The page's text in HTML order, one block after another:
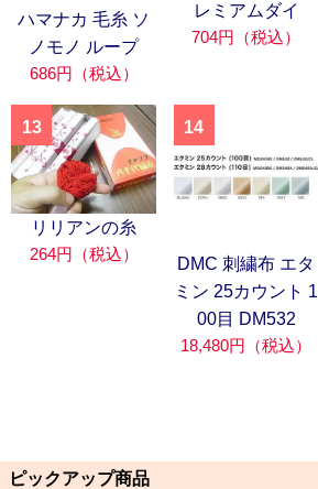
ハマナカ 毛糸 ソ
ノモノ ループ
686円（税込）
レミアムダイ
704円（税込）
13
リリアンの糸
264円（税込）
14
DMC 刺繍布 エタ
ミン 25カウント 1
00目 DM532
18,480円（税込）
ピックアップ商品